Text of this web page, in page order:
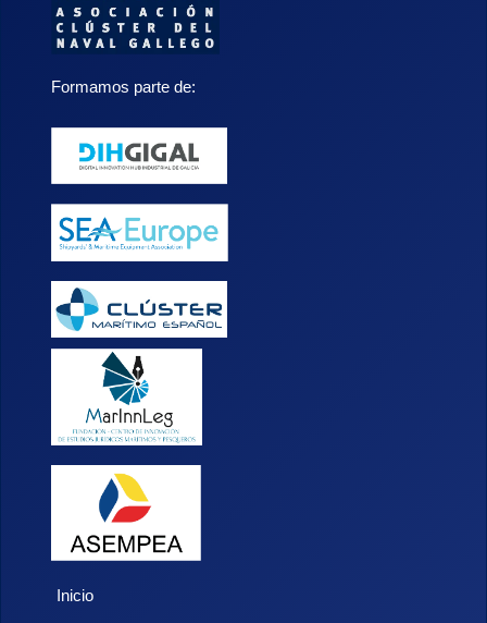
Formamos parte de:
Inicio